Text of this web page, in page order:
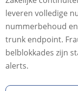
leveren volledige
nummerbehoud
trunk endpoint.​
belblokkades zijn
alerts.​